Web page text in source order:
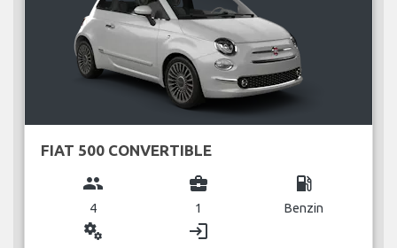
FIAT 500 CONVERTIBLE
group
4
business_center
1
local_gas_station
Benzin
miscellaneous_services login